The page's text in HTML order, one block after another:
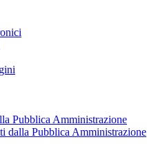
Pubblica Amministrazione
dalla Pubblica Amministrazione